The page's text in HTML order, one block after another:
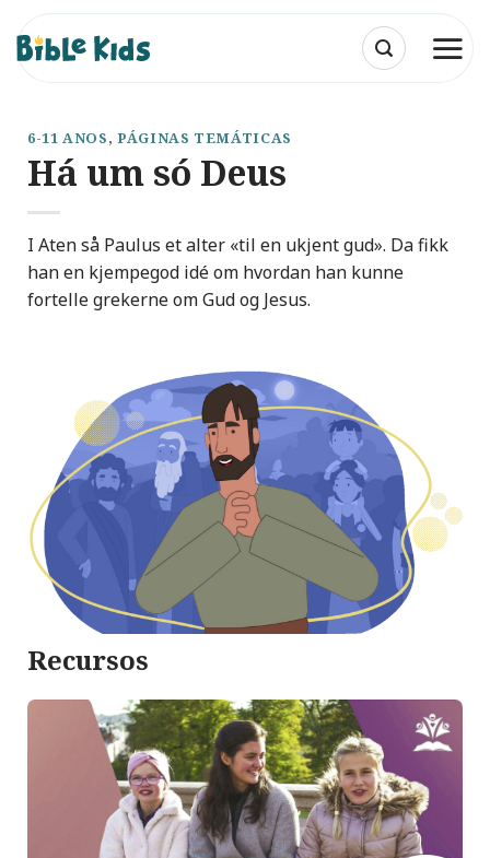
content
6-11 ANOS,PÁGINAS TEMÁTICAS
Há um só Deus
I Aten så Paulus et alter «til en ukjent gud». Da fikk
han en kjempegod idé om hvordan han kunne
fortelle grekerne om Gud og Jesus.
Recursos